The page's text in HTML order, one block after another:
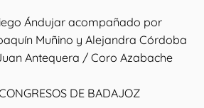
Ándujar acompañado por
Muñino y Alejandra Córdoba
Antequera / Coro Azabache
DE BADAJOZ